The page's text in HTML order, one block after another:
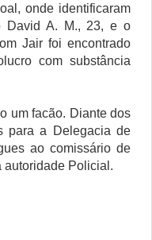
onde identificaram
David A. M., 23, e o
Jair foi encontrado
com substância
um facão. Diante dos
para a Delegacia de
ao comissário de
autoridade Policial.